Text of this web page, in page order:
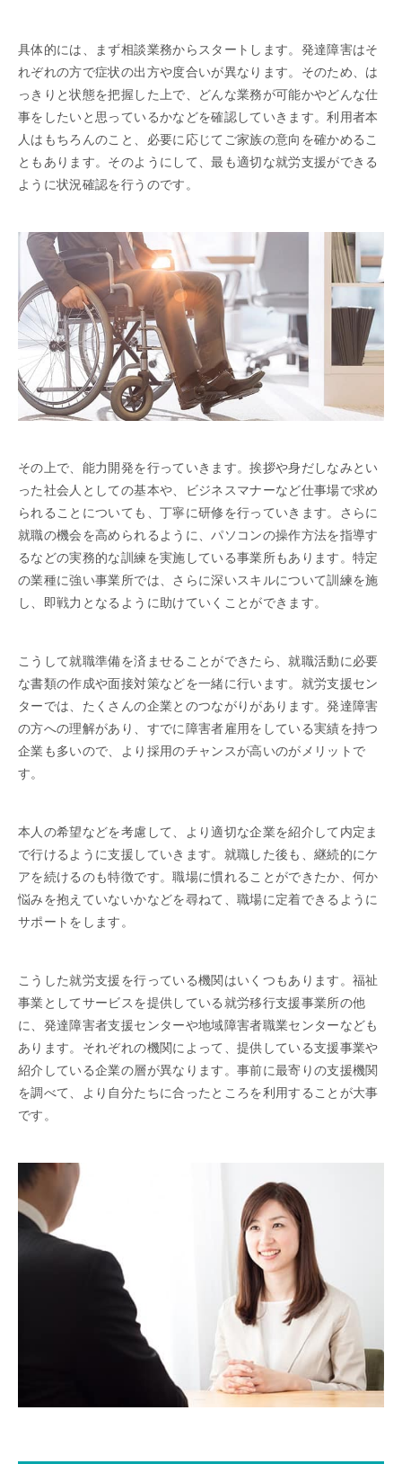
具体的には、まず相談業務からスタートします。発達障害はそ
れぞれの方で症状の出方や度合いが異なります。そのため、は
っきりと状態を把握した上で、どんな業務が可能かやどんな仕
事をしたいと思っているかなどを確認していきます。利用者本
人はもちろんのこと、必要に応じてご家族の意向を確かめるこ
ともあります。そのようにして、最も適切な就労支援ができる
ように状況確認を行うのです。
その上で、能力開発を行っていきます。挨拶や身だしなみとい
った社会人としての基本や、ビジネスマナーなど仕事場で求め
られることについても、丁寧に研修を行っていきます。さらに
就職の機会を高められるように、パソコンの操作方法を指導す
るなどの実務的な訓練を実施している事業所もあります。特定
の業種に強い事業所では、さらに深いスキルについて訓練を施
し、即戦力となるように助けていくことができます。
こうして就職準備を済ませることができたら、就職活動に必要
な書類の作成や面接対策などを一緒に行います。就労支援セン
ターでは、たくさんの企業とのつながりがあります。発達障害
の方への理解があり、すでに障害者雇用をしている実績を持つ
企業も多いので、より採用のチャンスが高いのがメリットで
す。
本人の希望などを考慮して、より適切な企業を紹介して内定ま
で行けるように支援していきます。就職した後も、継続的にケ
アを続けるのも特徴です。職場に慣れることができたか、何か
悩みを抱えていないかなどを尋ねて、職場に定着できるように
サポートをします。
こうした就労支援を行っている機関はいくつもあります。福祉
事業としてサービスを提供している就労移行支援事業所の他
に、発達障害者支援センターや地域障害者職業センターなども
あります。それぞれの機関によって、提供している支援事業や
紹介している企業の層が異なります。事前に最寄りの支援機関
を調べて、より自分たちに合ったところを利用することが大事
です。